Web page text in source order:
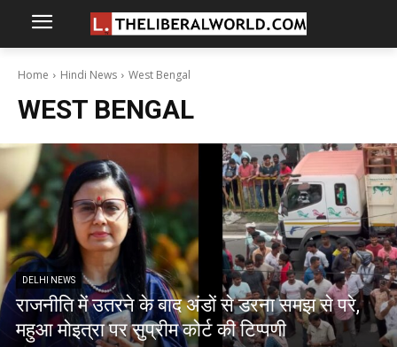
Home Hindi News West Bengal
WEST BENGAL
DELHI NEWS
राजनीति में उतरने के बाद अंडों से डरना समझ से परे,
महुआ मोइत्रा पर सुप्रीम कोर्ट की टिप्पणी